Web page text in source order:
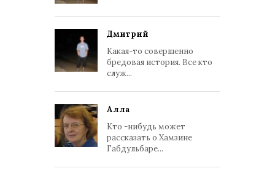
Дмитрий
Какая-то совершенно
бредовая история. Все кто
служ...
Алла
Кто -нибудь может
рассказать о Хамзине
Габдульбаре...